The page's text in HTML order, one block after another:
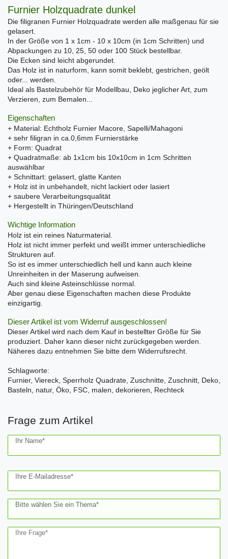
Furnier Holzquadrate dunkel
Die filigranen Furnier Holzquadrate werden alle maßgenau für sie
gelasert.
In der Größe von 1 x 1cm - 10 x 10cm (in 1cm Schritten) und
Abpackungen zu 10, 25, 50 oder 100 Stück bestellbar.
Die Ecken sind leicht abgerundet.
Das Holz ist in naturform, kann somit beklebt, gestrichen, geölt
oder... werden.
Ideal als Bastelzubehör für Modellbau, Deko jeglicher Art, zum
Verzieren, zum Bemalen...
Eigenschaften
+ Material: Echtholz Furnier Macore, Sapelli/Mahagoni
+ sehr filigran in ca.0,6mm Furnierstärke
+ Form: Quadrat
+ Quadratmaße: ab 1x1cm bis 10x10cm in 1cm Schritten
auswählbar
+ Schnittart: gelasert, glatte Kanten
+ Holz ist in unbehandelt, nicht lackiert oder lasiert
+ saubere Verarbeitungsqualität
+ Hergestellt in Thüringen/Deutschland
Wichtige Information
Holz ist ein reines Naturmaterial.
Holz ist nicht immer perfekt und weißt immer unterschiedliche
Strukturen auf.
So ist es immer unterschiedlich hell und kann auch kleine
Unreinheiten in der Maserung aufweisen.
Auch sind kleine Asteinschlüsse normal.
Aber genau diese Eigenschaften machen diese Produkte
einzigartig.
Dieser Artikel ist vom Widerruf ausgeschlossen!
Dieser Artikel wird nach dem Kauf in bestellter Größe für Sie
produziert. Daher kann dieser nicht zurückgegeben werden.
Näheres dazu entnehmen Sie bitte dem Widerrufsrecht.
Schlagworte:
Furnier, Viereck, Sperrholz Quadrate, Zuschnitte, Zuschnitt, Deko,
Basteln, natur, Öko, FSC, malen, dekorieren, Rechteck
Frage zum Artikel
Ihr Name*
Ihre E-Mailadresse*
Bitte wählen Sie ein Thema*
Ihre Frage*
Ceres::Template.mailFormHoneypotLabel